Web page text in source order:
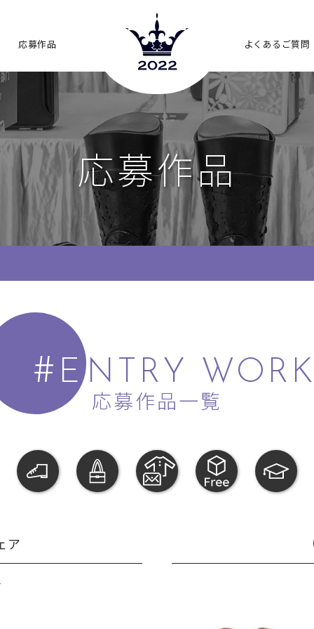
応募作品 よくあるご質問
応募作品
応募作品一覧
# E NTRY
ア